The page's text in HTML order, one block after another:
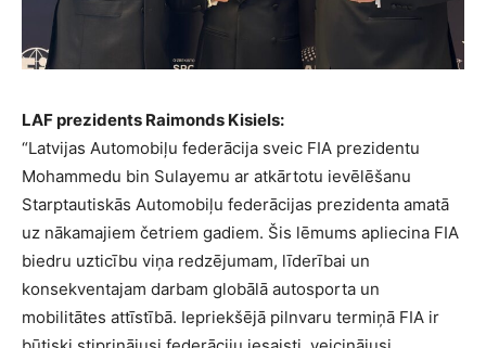
LAF prezidents Raimonds Kisiels:
“Latvijas Automobiļu federācija sveic FIA prezidentu
Mohammedu bin Sulayemu ar atkārtotu ievēlēšanu
Starptautiskās Automobiļu federācijas prezidenta amatā
uz nākamajiem četriem gadiem. Šis lēmums apliecina FIA
biedru uzticību viņa redzējumam, līderībai un
konsekventajam darbam globālā autosporta un
mobilitātes attīstībā. Iepriekšējā pilnvaru termiņā FIA ir